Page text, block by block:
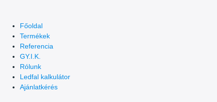
Főoldal
Termékek
Referencia
GY.I.K.
Rólunk
Ledfal kalkulátor
Ajánlatkérés